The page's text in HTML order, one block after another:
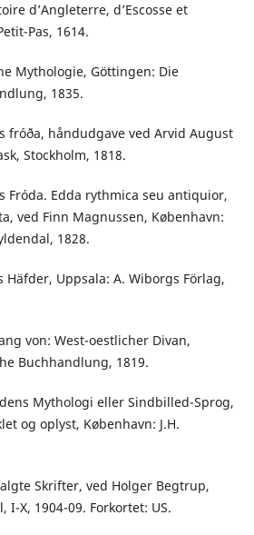
d’Angleterre, d’Escosse et
Pas, 1614.
Mythologie, Göttingen: Die
1835.
fróða, håndudgave ved Arvid August
Stockholm, 1818.
Fróda. Edda rythmica seu antiquior,
ved Finn Magnussen, København:
1828.
Häfder, Uppsala: A. Wiborgs Förlag,
von: West-oestlicher Divan,
Buchhandlung, 1819.
Mythologi eller Sindbilled-Sprog,
og oplyst, København: J.H.
Skrifter, ved Holger Begtrup,
I-X, 1904-09. Forkortet: US.